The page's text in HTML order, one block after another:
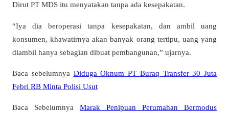
Dirut PT MDS itu menyatakan tanpa ada kesepakatan.
“Iya dia beroperasi tanpa kesepakatan, dan ambil uang
konsumen, khawatirnya akan banyak orang tertipu, uang yang
diambil hanya sebagian dibuat pembangunan,” ujarnya.
Baca sebelumnya Diduga Oknum PT Buraq Transfer 30 Juta
Febri RB Minta Polisi Usut
Baca Sebelumnya Marak Penipuan Perumahan Bermodus